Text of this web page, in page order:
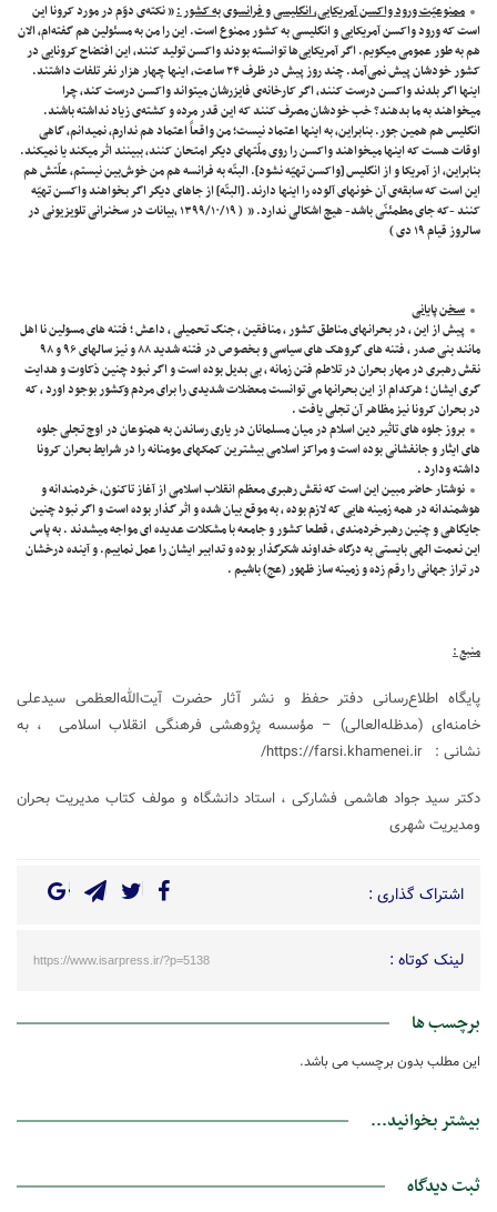
ممنوعیّت ورود واکسن آمریکایی، انگلیسی و فرانسوی به کشور :” نکته‌ی دوّم در مورد کرونا این
است که ورود واکسن آمریکایی و انگلیسی به کشور ممنوع است. این را من به مسئولین هم گفته‌ام، الان
هم به طور عمومی میگویم. اگر آمریکایی‌ها توانسته بودند واکسن تولید کنند، این افتضاح کرونایی در
کشور خودشان پیش نمی‌آمد. چند روز پیش در ظرف ۲۴ ساعت، اینها چهار هزار نفر تلفات داشتند.
اینها اگر بلدند واکسن درست کنند، اگر کارخانه‌ی فایزرشان میتواند واکسن درست کند، چرا
میخواهند به ما بدهند؟ خب خودشان مصرف کنند که این قدر مرده و کشته‌‌ی زیاد نداشته باشند.
انگلیس هم همین جور. بنابر‌این، به اینها اعتماد نیست؛ من واقعاً اعتماد هم ندارم، نمیدانم، گاهی
اوقات هست که اینها میخواهند واکسن را روی ملّتهای دیگر امتحان کنند، ببینند اثر میکند یا نمیکند.
بنابر‌این، از آمریکا و از انگلیس [واکسن تهیّه نشود]. البتّه به فرانسه هم من خوش‌بین نیستم، علّتش هم
این است که سابقه‌ی آن خونهای آلوده را اینها دارند. [البتّه] از جاهای دیگر اگر بخواهند واکسن تهیّه
کنند -که جای مطمئنّی باشد- هیچ اشکالی ندارد. ” ( ۱۳۹۹/۱۰/۱۹ ،بیانات در سخنرانی تلویزیونی در
سالروز قیام ۱۹ دی )
سخن پایانی
پیش از این ، در بحرانهای مناطق کشور ، منافقین ، جنگ تحمیلی ، داعش ؛ فتنه های مسولین نا اهل
مانند بنی صدر ، فتنه های گروهک های سیاسی و بخصوص در فتنه شدید ۸۸ و نیز سالهای ۹۶ و ۹۸
نقش رهبری در مهار بحران در تلاطم فتن زمانه ، بی بدیل بوده است و اگر نبود چنین ذکاوت و هدایت
گری ایشان ؛ هرکدام از این بحرانها می توانست معضلات شدیدی را برای مردم وکشور بوجود اورد ، که
در بحران کرونا نیز مظاهر آن تجلی یافت .
بروز جلوه های تاثیر دین اسلام در میان مسلمانان در یاری رساندن به همنوعان در اوج تجلی جلوه
های ایثار و جانفشانی بوده است و مراکز اسلامی بیشترین کمکهای مومنانه را در شرایط بحران کرونا
داشته ودارد .
نوشتار حاضر مبین این است که نقش رهبری معظم انقلاب اسلامی از آغاز تاکنون، خردمندانه و
هوشمندانه در همه زمینه هایی که لازم بوده ، به موقع بیان شده و اثر گذار بوده است و اگر نبود چنین
جایگاهی و چنین رهبرخردمندی ، قطعا کشور و جامعه با مشکلات عدیده ای مواجه میشدند . به پاس
این نعمت الهی بایستی به درگاه خداوند شکرگذار بوده و تدابیر ایشان را عمل نماییم. و آینده درخشان
در تراز جهانی را رقم زده و زمینه ساز ظهور (عج) باشیم .
منبع :
پايگاه اطلاع‌رسانی دفتر حفظ و نشر آثار حضرت آيت‌الله‌العظمی سيدعلی
خامنه‌ای (مد‌ظله‌العالی) – مؤسسه پژوهشی فرهنگی انقلاب اسلامی ، به
نشانی :https://farsi.khamenei.ir/
دکتر سید جواد هاشمی فشارکی ، استاد دانشگاه و مولف کتاب مدیریت بحران
ومدیریت شهری
اشتراک گذاری :
لینک کوتاه : https://www.isarpress.ir/?p=5138
برچسب ها
این مطلب بدون برچسب می باشد.
بیشتر بخوانید...
ثبت دیدگاه